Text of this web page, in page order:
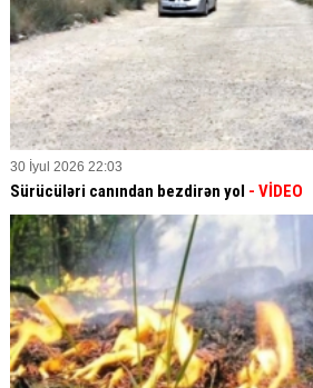
30 İyul 2026 22:03
Sürücüləri canından bezdirən yol - VİDEO